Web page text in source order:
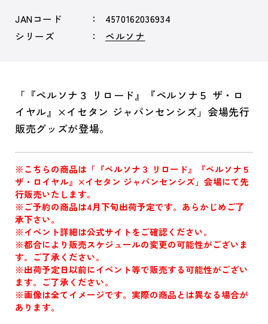
JANコード
4570162036934
シリーズ
ペルソナ
「『ペルソナ３ リロード』『ペルソナ５ ザ・ロ
イヤル』×イセタン ジャパンセンシズ」会場先行
販売グッズが登場。
※こちらの商品は「『ペルソナ３ リロード』『ペルソナ５
ザ・ロイヤル』×イセタン ジャパンセンシズ」会場にて先
行販売いたします。
※ご予約の商品は4月下旬出荷予定です。あらかじめご了
承下さい。
※イベント詳細は公式サイトをご確認ください。
※都合により販売スケジュールの変更の可能性がございま
す。ご了承ください。
※出荷予定日以前にイベント等で販売する可能性がござい
ます。ご了承ください。
※画像は全てイメージです。実際の商品とは異なる場合が
あります。